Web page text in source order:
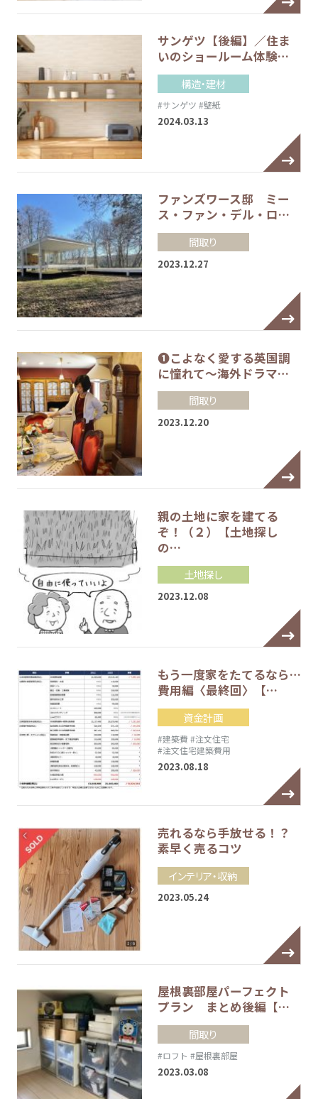
サンゲツ【後編】／住ま
いのショールーム体験…
構造・建材
#サンゲツ #壁紙
2024.03.13
ファンズワース邸 ミー
ス・ファン・デル・ロ…
間取り
2023.12.27
❶こよなく愛する英国調
に憧れて～海外ドラマ…
間取り
2023.12.20
親の土地に家を建てる
ぞ！（２）【土地探し
の…
土地探し
2023.12.08
もう一度家をたてるなら…
費用編〈最終回〉【…
資金計画
#建築費 #注文住宅
#注文住宅建築費用
2023.08.18
売れるなら手放せる！？
素早く売るコツ
インテリア・収納
2023.05.24
屋根裏部屋パーフェクト
プラン まとめ後編【…
間取り
#ロフト #屋根裏部屋
2023.03.08